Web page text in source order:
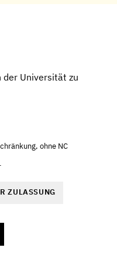
Universität zu
ohne NC
ZULASSUNG